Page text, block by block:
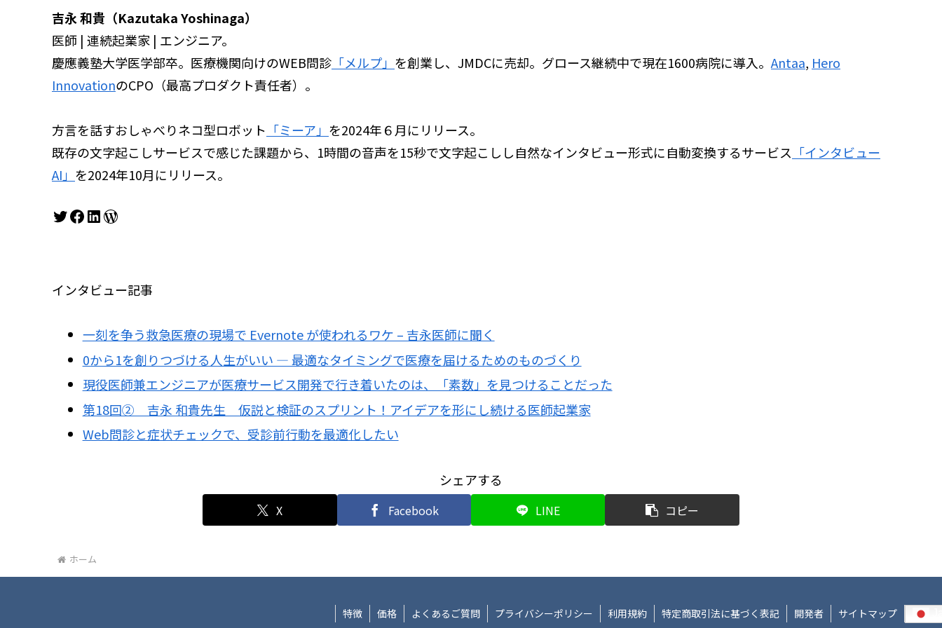
吉永 和貴（Kazutaka Yoshinaga）
医師 | 連続起業家 | エンジニア。
慶應義塾大学医学部卒。医療機関向けのWEB問診 「メルプ」 を創業し、JMDCに売却。グロース継続中で現在1600病院に導入。 Antaa, Hero
InnovationのCPO（最高プロダクト責任者）。
方言を話すおしゃべりネコ型ロボット 「ミーア」 を2024年６月にリリース。
既存の文字起こしサービスで感じた課題から、1時間の音声を15秒で文字起こしし自然なインタビュー形式に自動変換するサービス 「インタビュー
AI」 を2024年10月にリリース。
Twitter
Facebook
LinkedIn
WordPress
インタビュー記事
一刻を争う救急医療の現場で Evernote が使われるワケ – 吉永医師に聞く
0から1を創りつづける人生がいい ― 最適なタイミングで医療を届けるためのものづくり
現役医師兼エンジニアが医療サービス開発で行き着いたのは、「素数」を見つけることだった
第18回② 吉永 和貴先生 仮説と検証のスプリント！アイデアを形にし続ける医師起業家
Web問診と症状チェックで、受診前行動を最適化したい
シェアする
X Facebook LINE コピー
ホーム
特徴 価格 よくあるご質問 プライバシーポリシー 利用規約 特定商取引法に基づく表記 開発者 サイトマップ